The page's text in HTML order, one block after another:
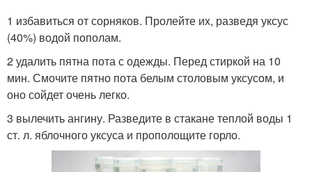
1 избавиться от сорняков. Пролейте их, разведя уксус
(40%) водой пополам.
2 удалить пятна пота с одежды. Перед стиркой на 10
мин. Смочите пятно пота белым столовым уксусом, и
оно сойдет очень легко.
3 вылечить ангину. Разведите в стакане теплой воды 1
ст. л. яблочного уксуса и прополощите горло.